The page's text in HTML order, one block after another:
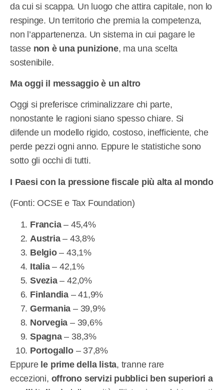
da cui si scappa. Un luogo che attira capitale, non lo
respinge. Un territorio che premia la competenza,
non l’appartenenza. Un sistema in cui pagare le
tasse non è una punizione, ma una scelta
sostenibile.
Ma oggi il messaggio è un altro
Oggi si preferisce criminalizzare chi parte,
nonostante le ragioni siano spesso chiare. Si
difende un modello rigido, costoso, inefficiente, che
perde pezzi ogni anno. Eppure le statistiche sono
sotto gli occhi di tutti.
I Paesi con la pressione fiscale più alta al mondo
(Fonti: OCSE e Tax Foundation)
Francia– 45,4%
Austria– 43,8%
Belgio– 43,1%
Italia– 42,1%
Svezia– 42,0%
Finlandia – 41,9%
Germania – 39,9%
Norvegia – 39,6%
Spagna– 38,3%
Portogallo– 37,8%
Eppure le prime della lista, tranne rare
eccezioni, offrono servizi pubblici ben superiori a